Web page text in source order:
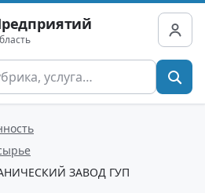
ЗАВОД ГУП